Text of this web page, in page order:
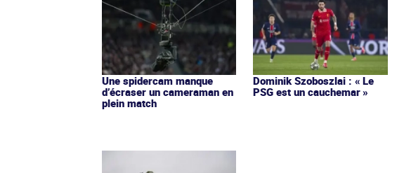
Une spidercam manque
d’écraser un cameraman en
plein match
Dominik Szoboszlai : « Le
PSG est un cauchemar »